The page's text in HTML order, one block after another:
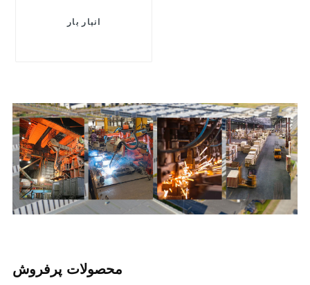
انبار بار
محصولات پرفروش